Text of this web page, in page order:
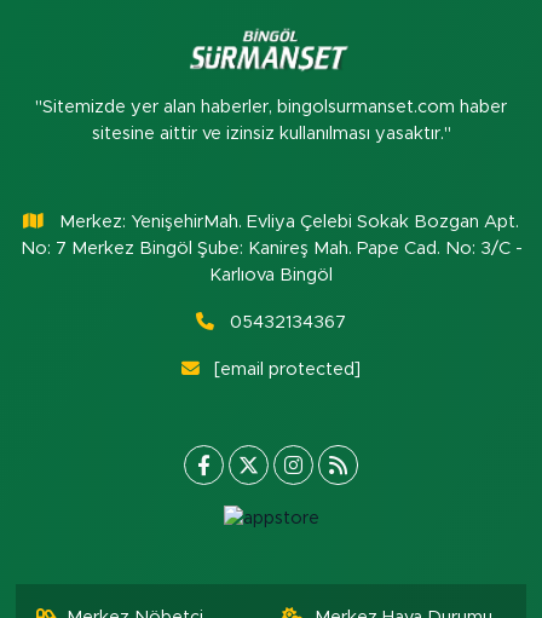
"Sitemizde yer alan haberler, bingolsurmanset.com haber
sitesine aittir ve izinsiz kullanılması yasaktır."
Merkez: YenişehirMah. Evliya Çelebi Sokak Bozgan Apt.
No: 7 Merkez Bingöl Şube: Kanireş Mah. Pape Cad. No: 3/C -
Karlıova Bingöl
05432134367
[email protected]